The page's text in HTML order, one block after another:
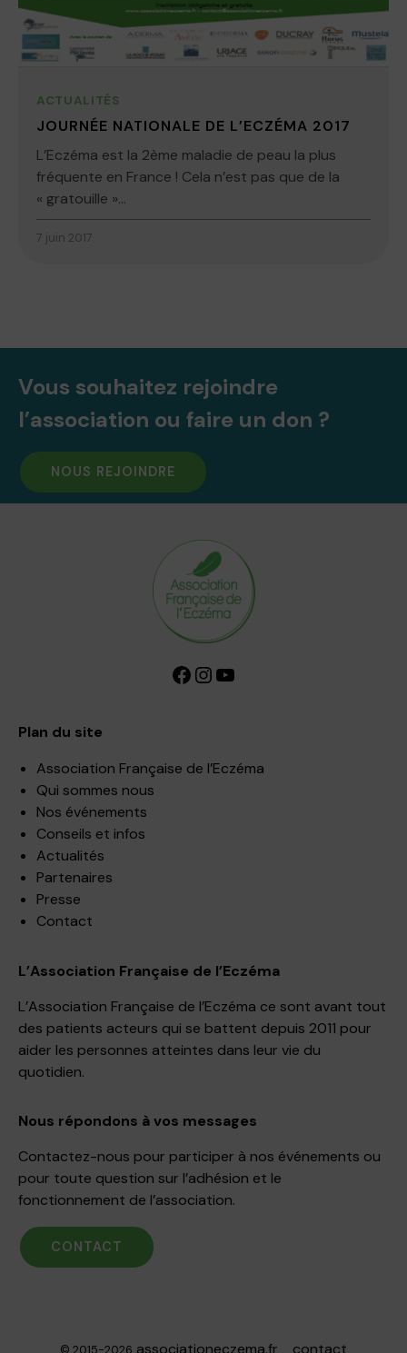
ACTUALITÉS
JOURNÉE NATIONALE DE L’ECZÉMA 2017
L’Eczéma est la 2ème maladie de peau la plus
fréquente en France ! Cela n’est pas que de la
« gratouille »...
7 juin 2017
Vous souhaitez rejoindre
l’association ou faire un don ?
NOUS REJOINDRE
Facebook InstagramYouTube
Plan du site
Association Française de l’Eczéma
Qui sommes nous
Nos événements
Conseils et infos
Actualités
Partenaires
Presse
Contact
L’Association Française de l’Eczéma
L’Association Française de l’Eczéma ce sont avant tout
des patients acteurs qui se battent depuis 2011 pour
aider les personnes atteintes dans leur vie du
quotidien.
Nous répondons à vos messages
Contactez-nous pour participer à nos événements ou
pour toute question sur l’adhésion et le
fonctionnement de l’association.
CONTACT